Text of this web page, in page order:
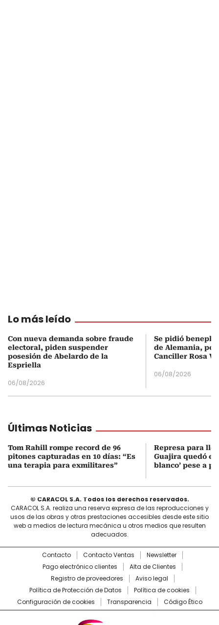
Lo más leído
Con nueva demanda sobre fraude
electoral, piden suspender
posesión de Abelardo de la
Espriella
06/08/2026
Se pidió
de Alemania,
Canciller Rosa
06/08/2026
Últimas Noticias
Tom Rahill rompe record de 96
pitones capturadas en 10 días: “Es
una terapia para exmilitares”
Represa para
Guajira quedó en
blanco’ pese a
© CARACOL S.A. Todos los derechos reservados.
CARACOL S.A. realiza una reserva expresa de las reproducciones y
usos de las obras y otras prestaciones accesibles desde este sitio
web a medios de lectura mecánica u otros medios que resulten
adecuados.
Contacto Contacto Ventas
Newsletter
Pago electrónico clientes
Alta de Clientes
Registro de proveedores
Aviso legal
Política de Protección de Datos
Política de cookies
Configuración de cookies
Transparencia Código Ético